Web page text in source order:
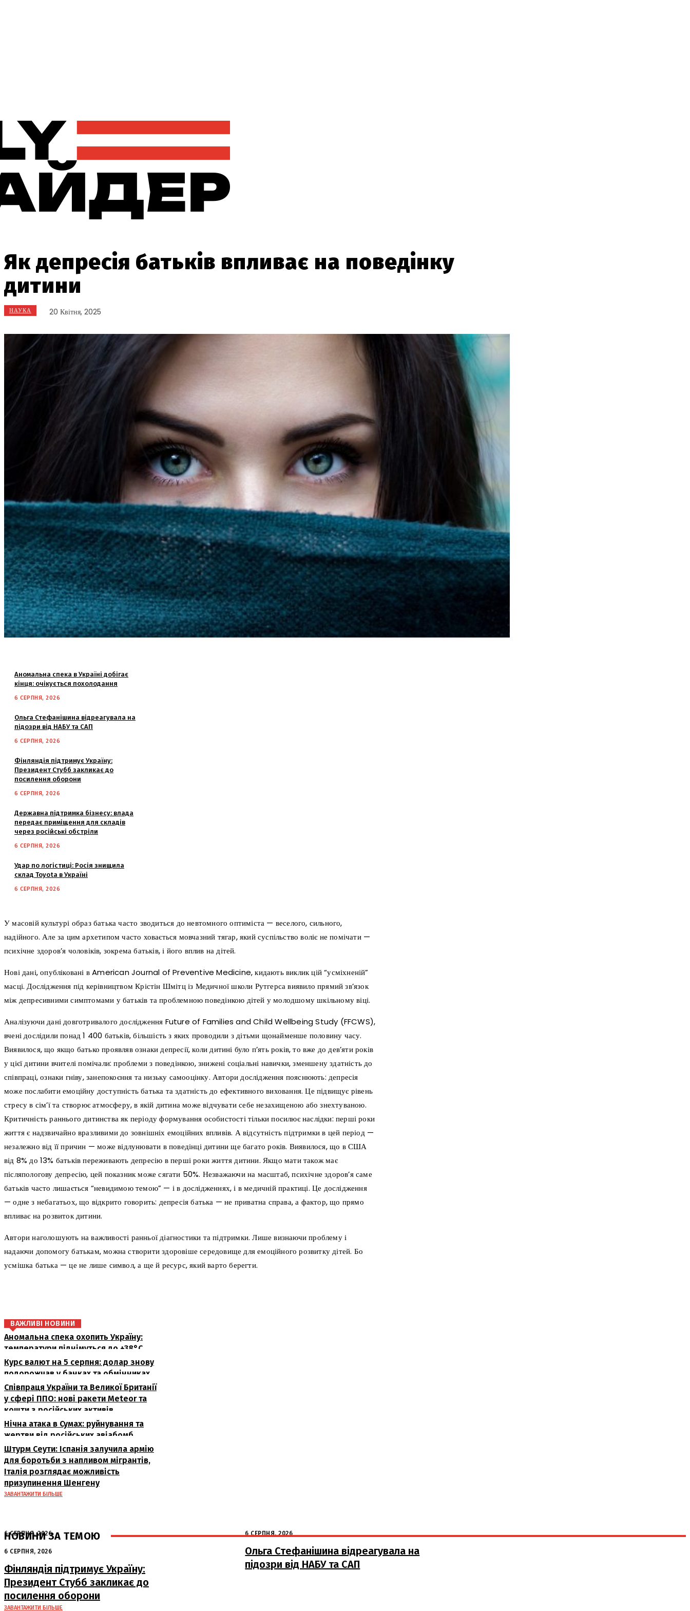
Як депресія батьків впливає на поведінку
дитини
НАУКА 20 Квітня, 2025
Аномальна спека в Україні добігає
кінця: очікується похолодання
6 СЕРПНЯ, 2026
Ольга Стефанішина відреагувала на
підозри від НАБУ та САП
6 СЕРПНЯ, 2026
Фінляндія підтримує Україну:
Президент Стубб закликає до
посилення оборони
6 СЕРПНЯ, 2026
Державна підтримка бізнесу: влада
передає приміщення для складів
через російські обстріли
6 СЕРПНЯ, 2026
Удар по логістиці: Росія знищила
склад Toyota в Україні
6 СЕРПНЯ, 2026
У масовій культурі образ батька часто зводиться до невтомного оптиміста — веселого, сильного,
надійного. Але за цим архетипом часто ховається мовчазний тягар, який суспільство воліє не помічати —
психічне здоров’я чоловіків, зокрема батьків, і його вплив на дітей.
Нові дані, опубліковані в American Journal of Preventive Medicine, кидають виклик цій “усміхненій”
масці. Дослідження під керівництвом Крістін Шмітц із Медичної школи Рутгерса виявило прямий зв’язок
між депресивними симптомами у батьків та проблемною поведінкою дітей у молодшому шкільному віці.
Аналізуючи дані довготривалого дослідження Future of Families and Child Wellbeing Study (FFCWS),
вчені дослідили понад 1 400 батьків, більшість з яких проводили з дітьми щонайменше половину часу.
Виявилося, що якщо батько проявляв ознаки депресії, коли дитині було п’ять років, то вже до дев’яти років
у цієї дитини вчителі помічали: проблеми з поведінкою, знижені соціальні навички, зменшену здатність до
співпраці, ознаки гніву, занепокоєння та низьку самооцінку. Автори дослідження пояснюють: депресія
може послабити емоційну доступність батька та здатність до ефективного виховання. Це підвищує рівень
стресу в сім’ї та створює атмосферу, в якій дитина може відчувати себе незахищеною або знехтуваною.
Критичність раннього дитинства як періоду формування особистості тільки посилює наслідки: перші роки
життя є надзвичайно вразливими до зовнішніх емоційних впливів. А відсутність підтримки в цей період —
незалежно від її причин — може відлунювати в поведінці дитини ще багато років. Виявилося, що в США
від 8% до 13% батьків переживають депресію в перші роки життя дитини. Якщо мати також має
післяпологову депресію, цей показник може сягати 50%. Незважаючи на масштаб, психічне здоров’я саме
батьків часто лишається “невидимою темою” — і в дослідженнях, і в медичній практиці. Це дослідження
— одне з небагатьох, що відкрито говорить: депресія батька — не приватна справа, а фактор, що прямо
впливає на розвиток дитини.
Автори наголошують на важливості ранньої діагностики та підтримки. Лише визнаючи проблему і
надаючи допомогу батькам, можна створити здоровіше середовище для емоційного розвитку дітей. Бо
усмішка батька — це не лише символ, а ще й ресурс, який варто берегти.
ВАЖЛИВІ НОВИНИ
Аномальна спека охопить Україну:
температури піднімуться до +38°C
Курс валют на 5 серпня: долар знову
подорожчав у банках та обмінниках
Співпраця України та Великої Британії
у сфері ППО: нові ракети Meteor та
кошти з російських активів
Нічна атака в Сумах: руйнування та
жертви від російських авіабомб
Штурм Сеути: Іспанія залучила армію
для боротьби з напливом мігрантів,
Італія розглядає можливість
призупинення Шенгену
ЗАВАНТАЖИТИ БІЛЬШЕ
НОВИНИ ЗА ТЕМОЮ
6 СЕРПНЯ, 2026
Аномальна спека в Україні добігає
кінця: очікується похолодання
6 СЕРПНЯ, 2026
Ольга Стефанішина відреагувала на
підозри від НАБУ та САП
6 СЕРПНЯ, 2026
Фінляндія підтримує Україну:
Президент Стубб закликає до
посилення оборони
ЗАВАНТАЖИТИ БІЛЬШЕ